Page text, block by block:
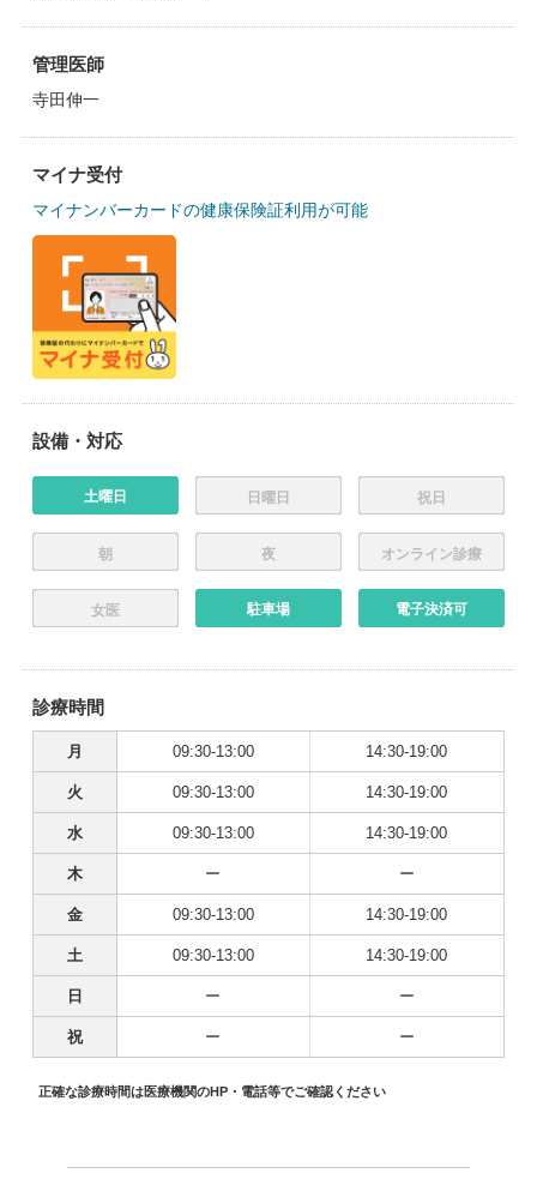
管理医師
寺田伸一
マイナ受付
マイナンバーカードの健康保険証利用が可能
設備・対応
土曜日 日曜日 祝日
朝 夜 オンライン診療
女医 駐車場 電子決済可
診療時間
月 09:30-13:00 14:30-19:00
火 09:30-13:00 14:30-19:00
水 09:30-13:00 14:30-19:00
木 ー ー
金 09:30-13:00 14:30-19:00
土 09:30-13:00 14:30-19:00
日 ー ー
祝 ー ー
正確な診療時間は医療機関のHP・電話等でご確認ください